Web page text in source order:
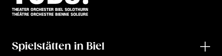
Spielstätten in Biel